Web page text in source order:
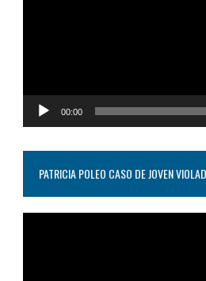
00:00
PATRICIA POLEO CASO DE JOVEN